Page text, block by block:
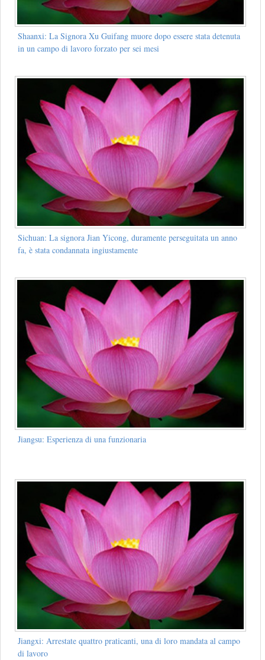
Shaanxi: La Signora Xu Guifang muore dopo essere stata detenuta
in un campo di lavoro forzato per sei mesi
Sichuan: La signora Jian Yicong, duramente perseguitata un anno
fa, è stata condannata ingiustamente
Jiangsu: Esperienza di una funzionaria
Jiangxi: Arrestate quattro praticanti, una di loro mandata al campo
di lavoro